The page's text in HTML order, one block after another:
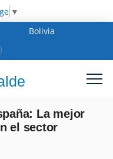
▼
Bolivia
La mejor
el sector